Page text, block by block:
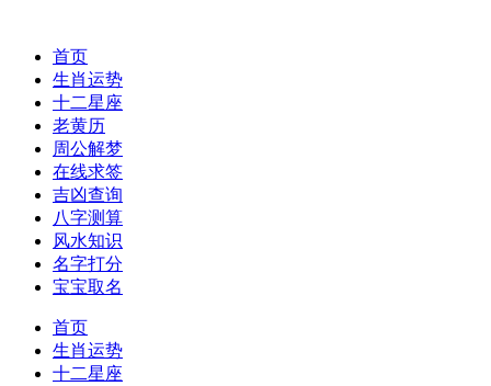
首页
生肖运势
十二星座
老黄历
周公解梦
在线求签
吉凶查询
八字测算
风水知识
名字打分
宝宝取名
首页
生肖运势
十二星座